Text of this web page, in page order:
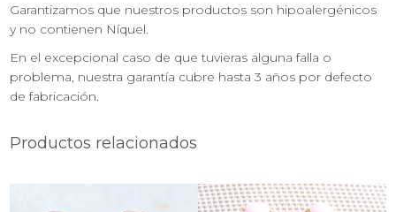
Garantizamos que nuestros productos son hipoalergénicos
y no contienen Níquel.
En el excepcional caso de que tuvieras alguna falla o
problema, nuestra garantía cubre hasta 3 años por defecto
de fabricación.
Productos relacionados